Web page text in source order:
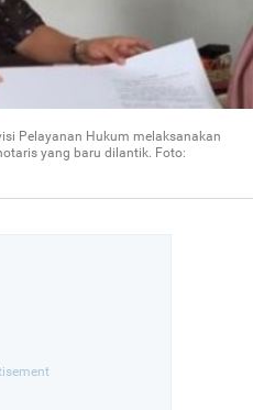
Pelayanan Hukum melaksanakan
yang baru dilantik. Foto: